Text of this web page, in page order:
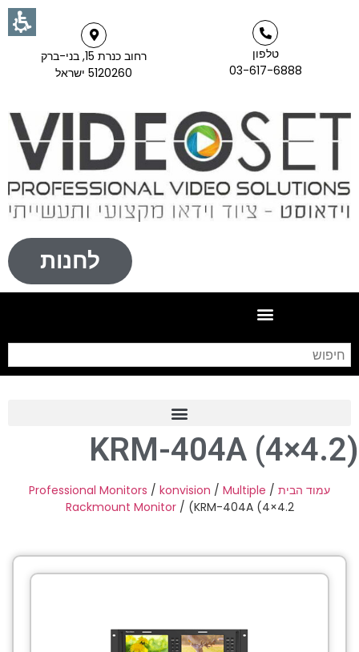
טלפון
03-617-6888
רחוב כנרת 15, בני-ברק
5120260 ישראל
לחנות
Frame Grabber
Industrial Camera
Professional Monitors
C-Mount Lenss
Visualizer
(KRM-404A (4×4.2
עמוד הבית /
Professional Monitors / konvision / Multiple
Rackmount Monitor/ (KRM-404A (4×4.2